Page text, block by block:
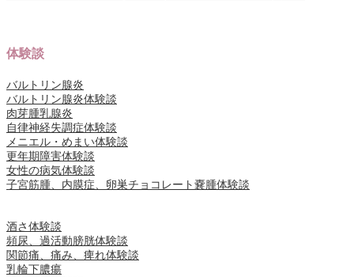
体験談
バルトリン腺炎
バルトリン腺炎体験談
肉芽腫乳腺炎
自律神経失調症体験談
メニエル・めまい体験談
更年期障害体験談
女性の病気体験談
子宮筋腫、内膜症、卵巣チョコレート嚢腫体験談
酒さ体験談
頻尿、過活動膀胱体験談
関節痛、痛み、痺れ体験談
乳輪下膿瘍